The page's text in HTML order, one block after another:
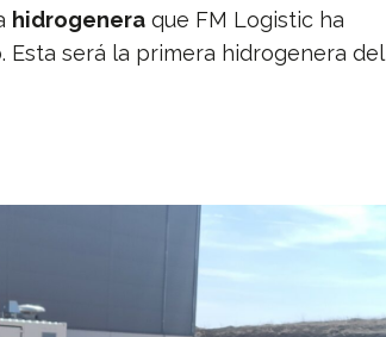
hidrogenera que FM Logistic ha
Esta será la primera hidrogenera del